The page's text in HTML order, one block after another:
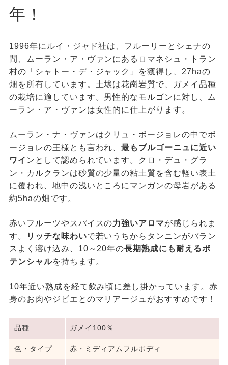
年！
1996年にルイ・ジャド社は、フルーリーとシェナの
間、ムーラン・ア・ヴァンにあるロマネシュ・トラン
村の「シャトー・デ・ジャック」を獲得し、27haの
畑を所有しています。土壌は花崗岩質で、ガメイ品種
の栽培に適しています。男性的なモルゴンに対し、ム
ーラン・ア・ヴァンは女性的に仕上がります。
ムーラン・ナ・ヴァンはクリュ・ボージョレの中でボ
ージョレの王様とも言われ、最もブルゴーニュに近い
ワイ ンとして認められています。クロ・デュ・グラ
ン・カルクランは砂質の少量の粘土質を含む軽い表土
に覆われ、地中の浅いところにマンガンの母岩がある
約5haの畑です。
赤いフルーツやスパイスの力強いアロマが感じられま
す。
リッチな味わいで若いうちからタンニンがバラン
スよく溶け込み、10～20年の長期熟成にも耐えるポ
テンシャルを持ちます。
10年近い熟成を経て飲み頃に差し掛かっています。赤
身のお肉やジビエとのマリアージュがおすすめです！
品種 ガメイ100％
色・タイプ 赤・ミディアムフルボディ